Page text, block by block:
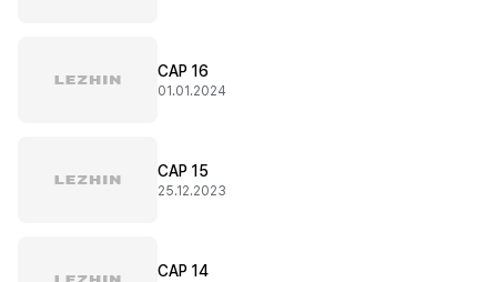
CAP 16
01.01.2024
CAP 15
25.12.2023
CAP 14